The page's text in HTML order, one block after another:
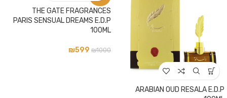
ARABIAN OUD RESALA E.D.P
THE GATE FRAGRANCES
PARIS SENSUAL DREAMS E.D.P
100ML
₪1000
₪599